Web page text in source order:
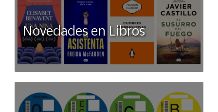
Novedades en Libros